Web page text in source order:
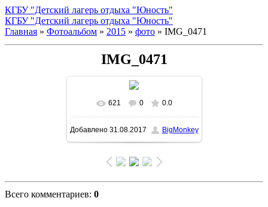
КГБУ "Детский лагерь отдыха "Юность"
КГБУ "Детский лагерь отдыха "Юность"
Главная » Фотоальбом » 2015 » фото » IMG_0471
IMG_0471
В реальном размере 1500x999
/ 360.1Kb
621 0 0.0
Добавлено31.08.2017 BigMonkey
Всего комментариев: 0